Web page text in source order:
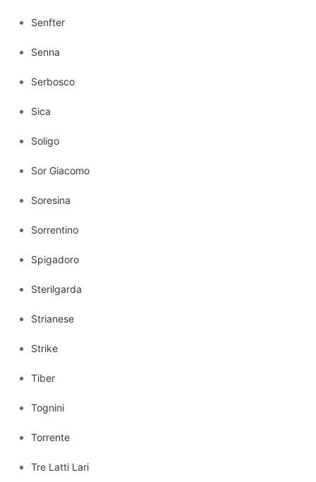
Senfter
Senna
Serbosco
Sica
Soligo
Sor Giacomo
Soresina
Sorrentino
Spigadoro
Sterilgarda
Strianese
Strike
Tiber
Tognini
Torrente
Tre Latti Lari